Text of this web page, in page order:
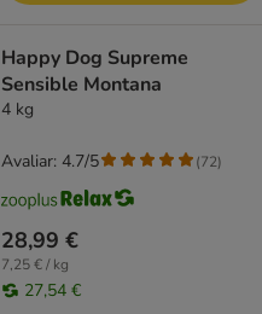
Happy Dog Supreme
Sensible Montana
4 kg
28,99 €
7,25 € / kg
27,54 €
Avaliar: 4.7/5 (72)